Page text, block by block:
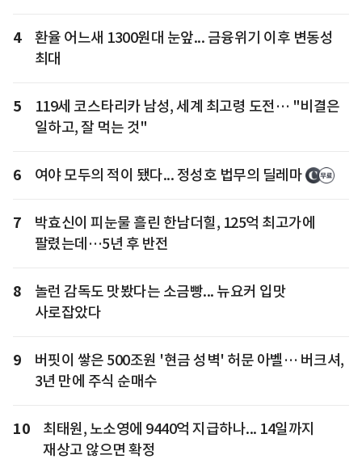
4
환율 어느새 1300원대 눈앞... 금융위기 이후 변동성
최대
5
119세 코스타리카 남성, 세계 최고령 도전… "비결은
일하고, 잘 먹는 것"
6 여야 모두의 적이 됐다... 정성호 법무의 딜레마
7
박효신이 피눈물 흘린 한남더힐, 125억 최고가에
팔렸는데…5년 후 반전
8
놀런 감독도 맛봤다는 소금빵... 뉴요커 입맛
사로잡았다
9
버핏이 쌓은 500조원 '현금 성벽' 허문 아벨… 버크셔,
3년 만에 주식 순매수
10
최태원, 노소영에 9440억 지급하나... 14일까지
재상고 않으면 확정